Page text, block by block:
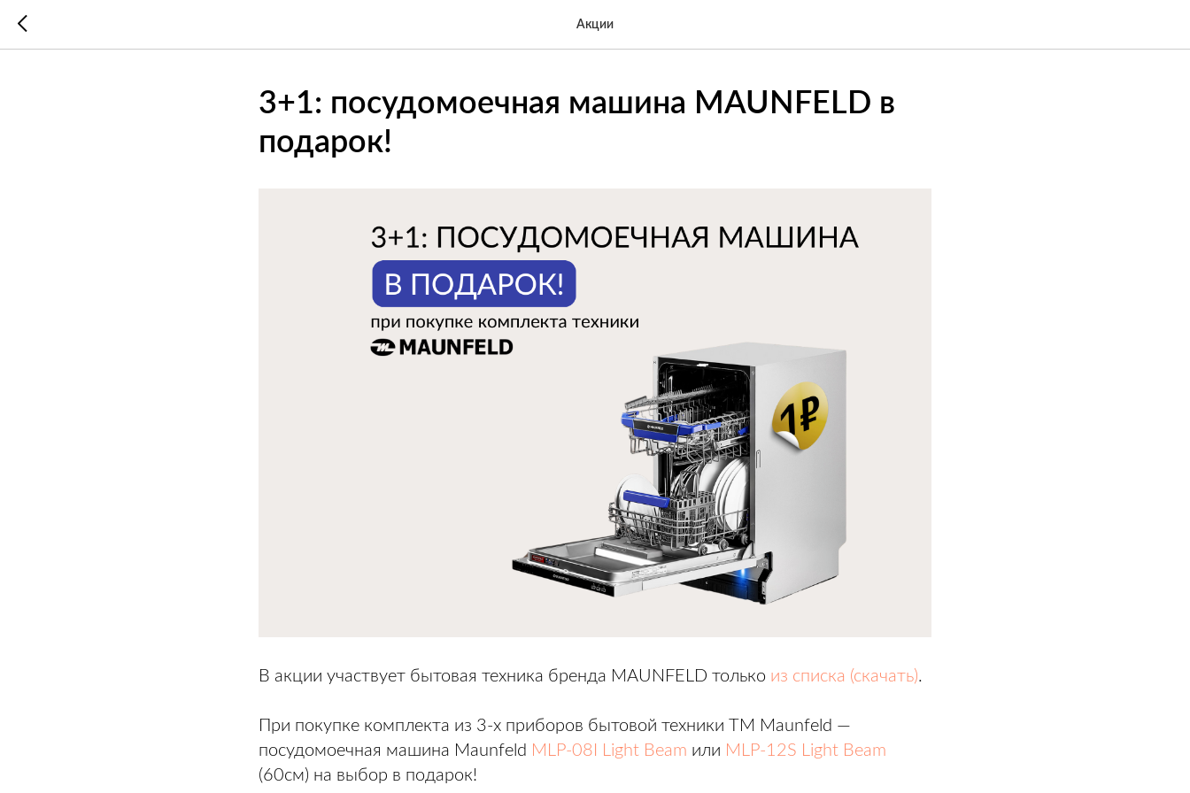
Акции
3+1: посудомоечная машина MAUNFELD в
подарок!
В акции участвует бытовая техника бренда MAUNFELD только из списка (скачать).
При покупке комплекта из 3-х приборов бытовой техники ТМ Maunfeld —
посудомоечная машина Maunfeld MLP-08I Light Beam или MLP-12S Light Beam
(60см) на выбор в подарок!